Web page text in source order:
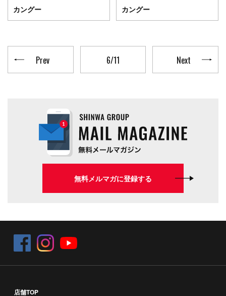
カングー カングー
Prev 6/11 Next
無料メルマガに登録する
店舗TOP